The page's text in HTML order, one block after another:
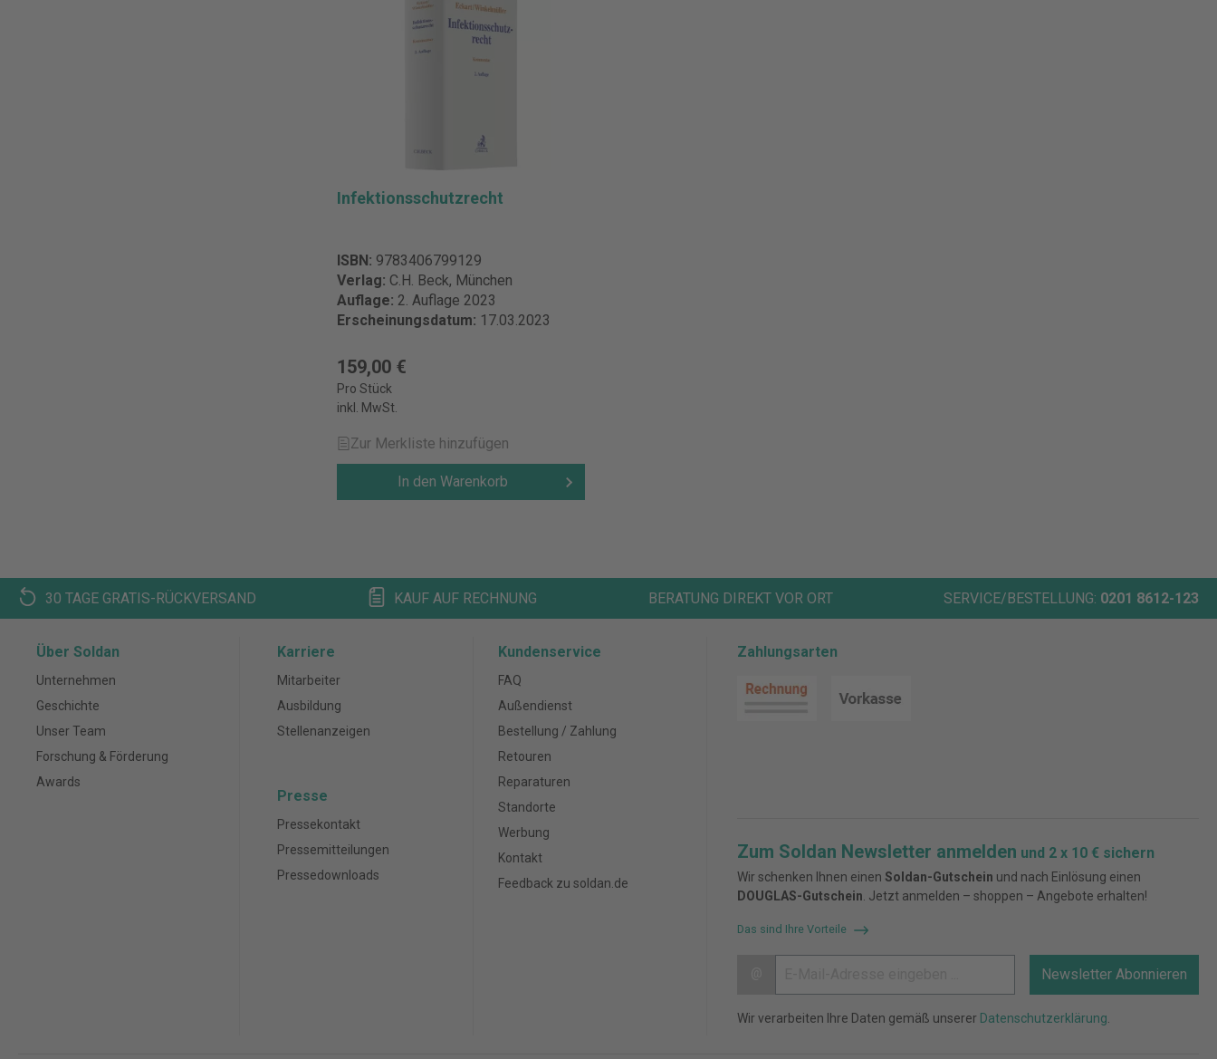
Infektionsschutzrecht
ISBN: 9783406799129
Verlag: C.H. Beck, München
Auflage: 2. Auflage 2023
Erscheinungsdatum: 17.03.2023
159,00 €
Pro Stück
inkl. MwSt.
Zur Merkliste hinzufügen
In den Warenkorb
30 TAGE GRATIS-RÜCKVERSAND KAUF AUF RECHNUNG BERATUNG DIREKT VOR ORT SERVICE/BESTELLUNG: 0201 8612-123
Über Soldan
Unternehmen
Geschichte
Unser Team
Forschung & Förderung
Awards
Karriere
Mitarbeiter
Ausbildung
Stellenanzeigen
Presse
Pressekontakt
Pressemitteilungen
Pressedownloads
Kundenservice
FAQ
Außendienst
Bestellung / Zahlung
Retouren
Reparaturen
Standorte
Werbung
Kontakt
Feedback zu soldan.de
Zahlungsarten
Zum Soldan Newsletter anmelden und 2 x 10 € sichern
Wir schenken Ihnen einen Soldan-Gutschein und nach Einlösung einen
DOUGLAS-Gutschein . Jetzt anmelden – shoppen – Angebote erhalten!
Das sind Ihre Vorteile
Newsletter Abonnieren
Wir verarbeiten Ihre Daten gemäß unserer Datenschutzerklärung